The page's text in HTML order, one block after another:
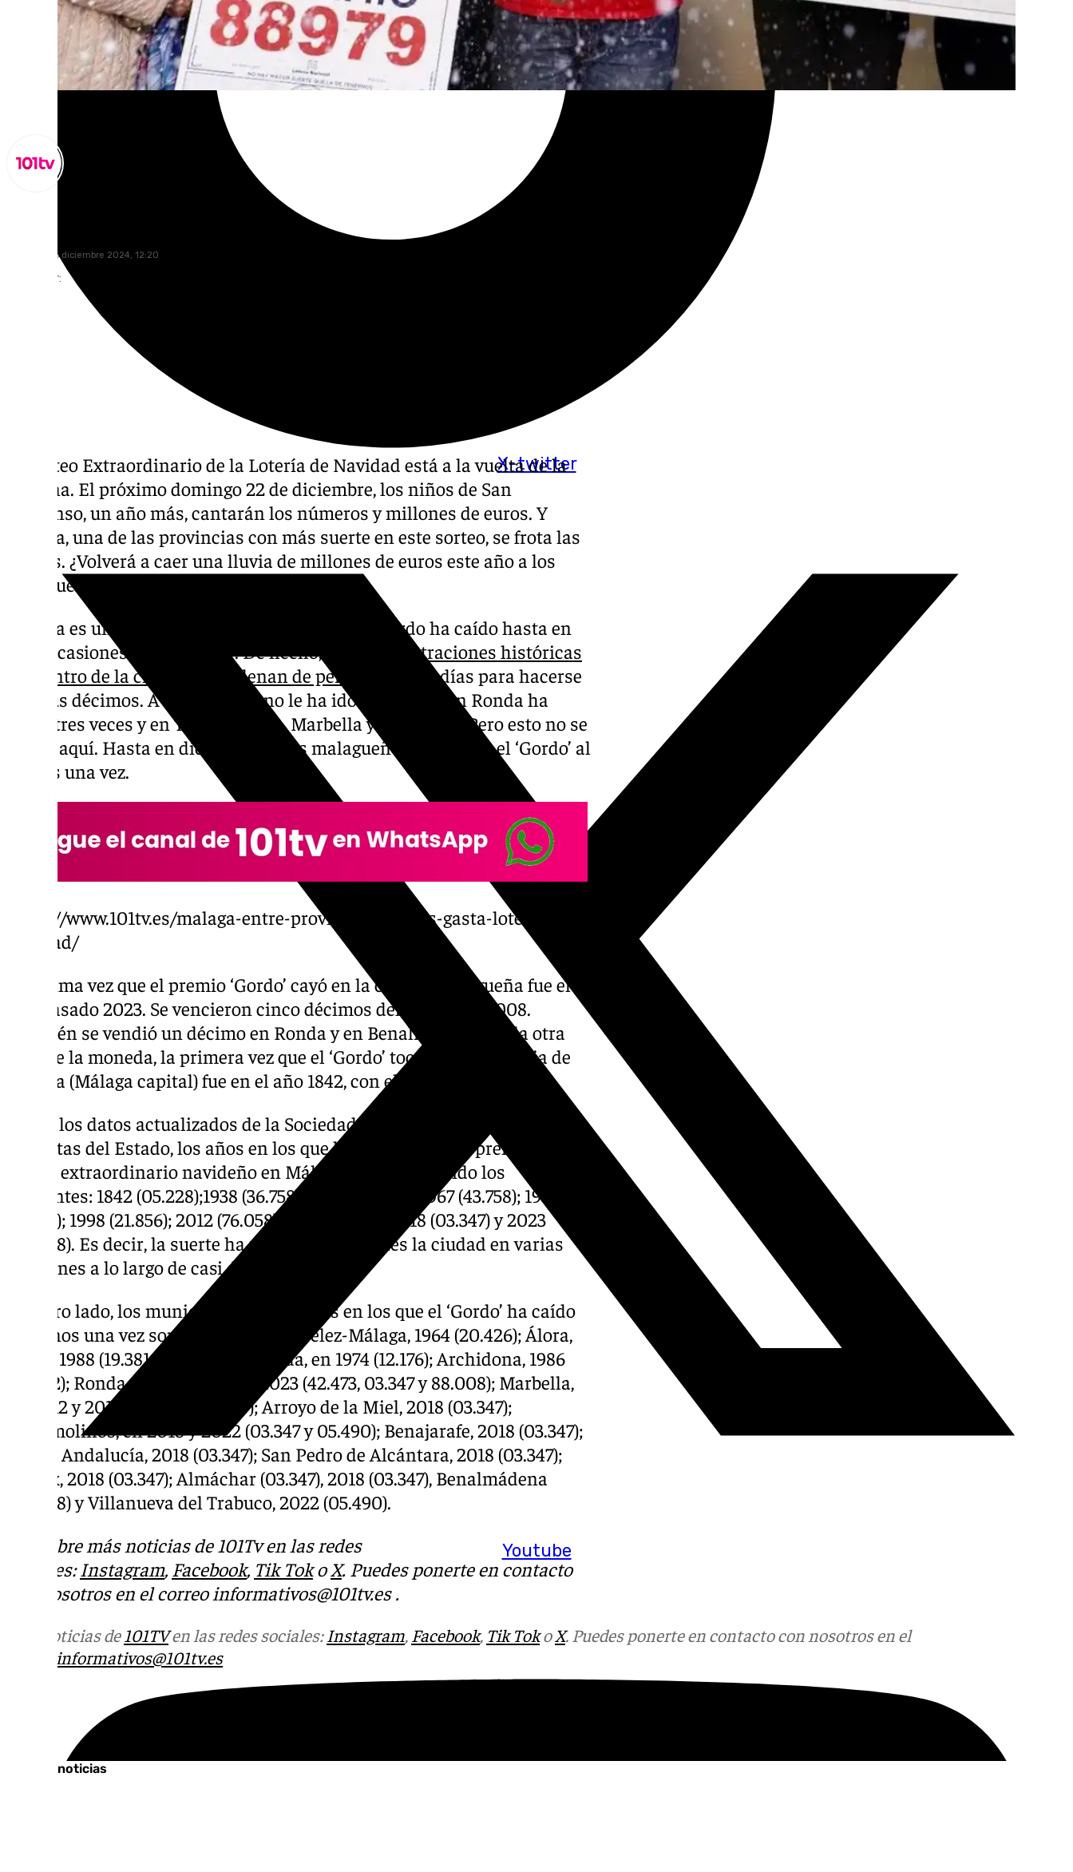
X-twitter
Youtube
domingo, 15 diciembre 2024, 12:20
Compartir:
El Sorteo Extraordinario de la Lotería de Navidad está a la vuelta de la
esquina. El próximo domingo 22 de diciembre, los niños de San
Idelfonso, un año más, cantarán los números y millones de euros. Y
Málaga, una de las provincias con más suerte en este sorteo, se frota las
manos. ¿Volverá a caer una lluvia de millones de euros este año a los
malagueños?
Málaga es una de las que más suerte tiene. El ‘Gordo ha caído hasta en
doce ocasiones en la capital . De hecho,
las administraciones históricas
del centro de la ciudad ya se llenan de personas
estos días para hacerse
con sus décimos. A la provincia no le ha ido nada mal. En Ronda ha
caído tres veces y en Torremolinos, Marbella y Álora, dos. Pero esto no se
queda aquí. Hasta en diez municipios malagueños ha tocado el ‘Gordo’ al
menos una vez.
https://www.101tv.es/malaga-entre-provincias-menos-gasta-loteria-
navidad/
La última vez que el premio ‘Gordo’ cayó en la capital malagueña fue el
año pasado 2023. Se vencieron cinco décimos del número 88.008.
También se vendió un décimo en Ronda y en Benalmádena. En la otra
cara de la moneda, la primera vez que el ‘Gordo’ tocó en la provincia de
Málaga (Málaga capital) fue en el año 1842, con el 05.228.
Según los datos actualizados de la Sociedad Estatal de Loterías y
Apuestas del Estado, los años en los que ha tocado el gran premio del
sorteo extraordinario navideño en Málaga capital han sido los
siguientes: 1842 (05.228);1938 (36.758); 1951 (02.704); 1967 (43.758); 1982
(21.515); 1998 (21.856); 2012 (76.058); 2017 (71.198); 2018 (03.347) y 2023
(88.008). Es decir, la suerte ha rociado de millones la ciudad en varias
ocasiones a lo largo de casi dos siglos.
Por otro lado, los municipios malagueños en los que el ‘Gordo’ ha caído
al menos una vez son los siguientes: Vélez-Málaga, 1964 (20.426); Álora,
1970 y 1988 (19.381 y 21.583); (Alameda, en 1974 (12.176); Archidona, 1986
(03.772); Ronda, en 2003, 2018 y 2023 (42.473, 03.347 y 88.008); Marbella,
en 2012 y 2018 (76.058 y 03.347); Arroyo de la Miel, 2018 (03.347);
Torremolinos, en 2018 y 2022 (03.347 y 05.490); Benajarafe, 2018 (03.347);
Nueva Andalucía, 2018 (03.347); San Pedro de Alcántara, 2018 (03.347);
Torrox, 2018 (03.347); Almáchar (03.347), 2018 (03.347), Benalmádena
(88.008) y Villanueva del Trabuco, 2022 (05.490).
Descubre más noticias de 101Tv en las redes
sociales: Instagram, Facebook, Tik Toko X. Puedes ponerte en contacto
con nosotros en el correo informativos@101tv.es.
Más noticias de 101TVen las redes sociales: Instagram, Facebook, Tik TokoX. Puedes ponerte en contacto con nosotros en el
informativos@101tv.es
Últimas noticias